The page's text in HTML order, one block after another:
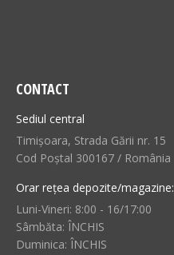
CONTACT
Sediul central
Timișoara, Strada Gării nr. 15
Cod Poștal 300167 / România
Orar rețea depozite/magazine:
Luni-Vineri: 8:00 - 16/17:00
Sâmbăta: ÎNCHIS
Duminica: ÎNCHIS